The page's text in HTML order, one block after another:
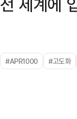
#APR1000 #고도화